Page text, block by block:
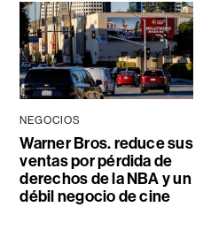
NEGOCIOS
Warner Bros. reduce sus
ventas por pérdida de
derechos de la NBA y un
débil negocio de cine